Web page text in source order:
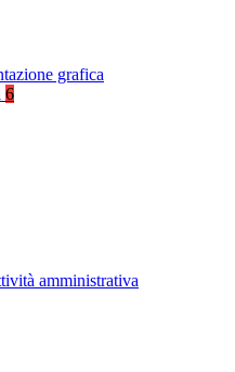
grafica
6
amministrativa